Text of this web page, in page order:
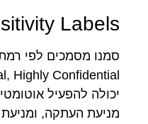
Labels
יכולה להפעיל
מניעת העתקה, ומניעת